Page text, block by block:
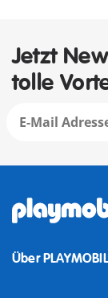
Jetzt
tolle
Über PLAYMOBIL